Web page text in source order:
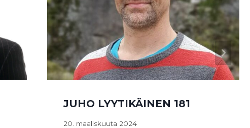
JUHO LYYTIKÄINEN 181
20. maaliskuuta 2024